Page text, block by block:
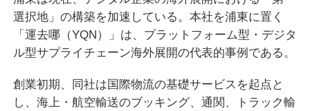
選択地」の構築を加速している。本社を浦東に置く
「運去哪（YQN）」は、プラットフォーム型・デジタ
ル型サプライチェーン海外展開の代表的事例である。
創業初期、同社は国際物流の基礎サービスを起点と
し、海上・航空輸送のブッキング、通関、トラック輸